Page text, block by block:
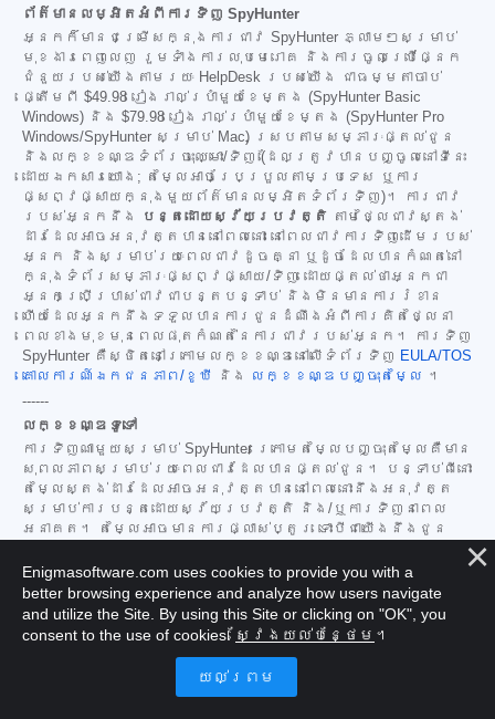
ព័ត៌មានលម្អិតអំពីការទិញ SpyHunter
អ្នកក៏មានជម្រើសក្នុងការជាវ SpyHunter ភ្លាមៗសម្រាប់
មុខងារពេញលេញ រួមទាំងការលុបមេរោគ និងការចូលប្រើផ្នែក
ជំនួយរបស់យើងតាមរយៈ HelpDesk របស់យើង ជាធម្មតាចាប់
ផ្តើមពី $49.98 រៀងរាល់ប្រាំមួយខែម្តង (SpyHunter Basic
Windows) និង $79.98 រៀងរាល់ប្រាំមួយខែម្តង (SpyHunter Pro
Windows/SpyHunter សម្រាប់ Mac) ស្របតាមសម្ភារៈផ្តល់ជូន
និងលក្ខខណ្ឌទំព័រចុះឈ្មោះ/ទិញ (ដែលត្រូវបានបញ្ចូលនៅទីនេះ
ដោយឯកសារយោង; តម្លៃអាចប្រែប្រួលតាមប្រទេស ឬការ
ផ្សព្វផ្សាយក្នុងមួយព័ត៌មានលម្អិតទំព័រទិញ)។ ការជាវ
របស់អ្នកនឹង
បន្តដោយស្វ័យប្រវត្តិ តាមថ្លៃជាវស្តង់
ដារដែលអាចអនុវត្តបាននៅពេលនោះ នៅពេលជាវការទិញដើមរបស់
អ្នក និងសម្រាប់រយៈពេលជាវដូចគ្នា ឬដូចដែលបានកំណត់នៅ
ក្នុងទំព័រសម្ភារៈផ្សព្វផ្សាយ/ទិញ ដោយផ្តល់ថាអ្នកជា
អ្នកប្រើប្រាស់ជាវជាបន្តបន្ទាប់ និងមិនមានការរំខាន
ហើយដែលអ្នកនឹងទទួលបានការជូនដំណឹងអំពីការគិតថ្លៃនា
ពេលខាងមុខមុនពេលផុតកំណត់នៃការជាវរបស់អ្នក។ ការទិញ
SpyHunter គឺស្ថិតនៅក្រោមលក្ខខណ្ឌនៅលើទំព័រទិញ EULA/TOS
គោលការណ៍ឯកជនភាព/ខូឃី
និង លក្ខខណ្ឌបញ្ចុះតម្លៃ ។
------
លក្ខខណ្ឌទូទៅ
ការទិញណាមួយសម្រាប់ SpyHunter ក្រោមតម្លៃបញ្ចុះតម្លៃគឺមាន
សុពលភាពសម្រាប់រយៈពេលជាវដែលបានផ្តល់ជូន។ បន្ទាប់ពីនោះ
តម្លៃស្តង់ដារដែលអាចអនុវត្តបាននៅពេលនោះនឹងអនុវត្ត
សម្រាប់ការបន្តដោយស្វ័យប្រវត្តិ និង/ឬការទិញនាពេល
អនាគត។ តម្លៃអាចមានការផ្លាស់ប្តូរ ទោះបីជាយើងនឹងជូន
កំណែ SpyHunter ទាំងអស់គឺអាស្រ័យលើការយល់ព្រមរបស់អ្នក
ចំពោះEULA/TOS គោលការណ៍ឯកជនភាព/ខូគីនិងលក្ខខណ្ឌ
បញ្ចុះតម្លៃរបស់យើង។ សូមមើលសំណួរដែលសួរញឹកញាប់និង
លក្ខណៈវិនិច្ឆ័យវាយតម្លៃការគំរាមកំហែងរបស់យើង
ផងដែរ។ ប្រសិនបើអ្នកចង់លុប SpyHunter
Enigmasoftware.com uses cookies to provide you with a
better browsing experience and analyze how users navigate
and utilize the Site. By using this Site or clicking on "OK", you
consent to the use of cookies. ស្វែងយល់បន្ថែម ។